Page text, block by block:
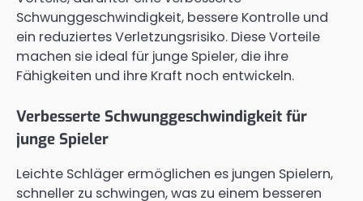
Schwunggeschwindigkeit, bessere Kontrolle und
ein reduziertes Verletzungsrisiko. Diese Vorteile
machen sie ideal für junge Spieler, die ihre
Fähigkeiten und ihre Kraft noch entwickeln.
Verbesserte Schwunggeschwindigkeit für
junge Spieler
Leichte Schläger ermöglichen es jungen Spielern,
schneller zu schwingen, was zu einem besseren